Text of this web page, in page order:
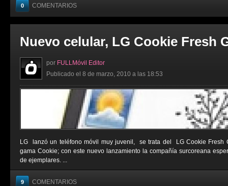
0 COMENTARIOS
Nuevo celular, LG Cookie Fresh
por FULLMóvil Editor
Publicado el 8 de marzo, 2010 a las 18:53
LG lanzó un teléfono móvil muy juvenil, se trata del LG Cookie Fresh
gama Cookie; con este nuevo lanzamiento la compañía surcoreana
de ejemplares. ...
9 COMENTARIOS